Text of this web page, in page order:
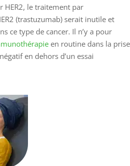
HER2, le traitement par
(trastuzumab) serait inutile et
ce type de cancer. Il n’y a pour
en routine dans la prise
en dehors d’un essai